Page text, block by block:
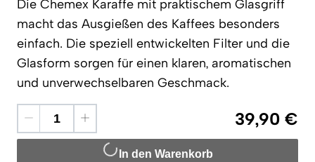
Die Chemex Karaffe mit praktischem Glasgriff
macht das Ausgießen des Kaffees besonders
einfach. Die speziell entwickelten Filter und die
Glasform sorgen für einen klaren, aromatischen
und unverwechselbaren Geschmack.
39,90 €
In den Warenkorb